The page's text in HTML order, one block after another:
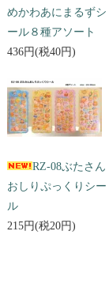
めかわあにまるずシ
ール８種アソート
436円(税40円)
RZ-08ぶたさん
おしりぷっくりシー
ル
215円(税20円)